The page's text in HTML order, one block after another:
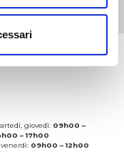
giovedì: 09h00 –
– 17h00
09h00 – 12h00